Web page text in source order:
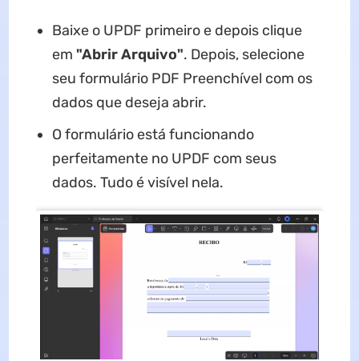
Baixe o UPDF primeiro e depois clique
em "Abrir Arquivo". Depois, selecione
seu formulário PDF Preenchível com os
dados que deseja abrir.
O formulário está funcionando
perfeitamente no UPDF com seus
dados. Tudo é visível nela.